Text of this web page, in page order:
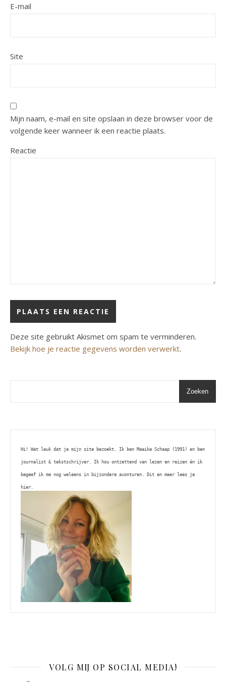
E-mail
Site
Mijn naam, e-mail en site opslaan in deze browser voor de
volgende keer wanneer ik een reactie plaats.
Reactie
Deze site gebruikt Akismet om spam te verminderen.
Bekijk hoe je reactie gegevens worden verwerkt.
Zoeken
Hi! Wat leuk dat je mijn site bezoekt. Ik ben Maaike Schaap (1991) en ben
journalist & tekstschrijver. Ik hou ontzettend van lezen en reizen én ik
begeef ik me nog weleens in bijzondere avonturen. Dit en meer lees je
hier.
VOLG MIJ OP SOCIAL MEDIA!